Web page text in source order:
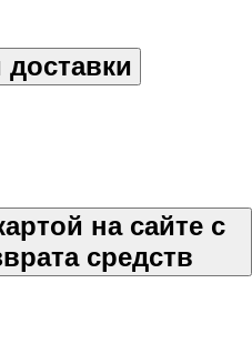
доставки
на сайте с
средств